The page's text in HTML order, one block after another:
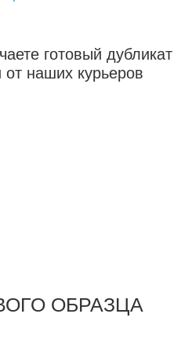
готовый дубликат
наших курьеров
ОБРАЗЦА